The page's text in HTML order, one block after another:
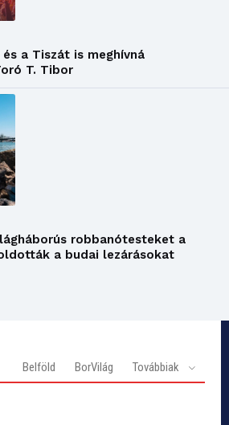
a Tiszát is meghívná
T. Tibor
robbanótesteket a
a budai lezárásokat
Belföld BorVilág Továbbiak